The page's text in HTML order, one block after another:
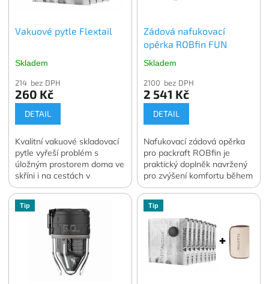
Vakuové pytle Flextail
Skladem
214 bez DPH
260 Kč
DETAIL
Kvalitní vakuové skladovací
pytle vyřeší problém s
úložným prostorem doma ve
skříni i na cestách v
zavazadle. Vakuování
dokáže zmenšit objem
skladovaného oblečení a
lůžkovin o 70 až 90 %.
Ochrání skladované věci
před prachem, vlhkostí, moly
nebo plísní ať už je
skladujete kdekoli. V balení
4 ks. vybrané velikosti.
Zádová nafukovací
opěrka ROBfin FUN
Skladem
2100 bez DPH
2 541 Kč
DETAIL
Nafukovací zádová opěrka
pro packraft ROBfin je
praktický doplněk navržený
pro zvýšení komfortu během
pádlování.
Tip Tip